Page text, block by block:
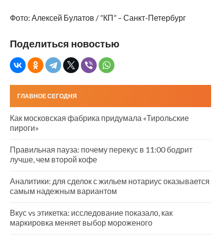
Фото: Алексей Булатов / “КП” – Санкт-Петербург
Поделиться новостью
ГЛАВНОЕ СЕГОДНЯ
Как московская фабрика придумала «Тирольские
пироги»
Правильная пауза: почему перекус в 11:00 бодрит
лучше, чем второй кофе
Аналитики: для сделок с жильем нотариус оказывается
самым надежным вариантом
Вкус vs этикетка: исследование показало, как
маркировка меняет выбор мороженого